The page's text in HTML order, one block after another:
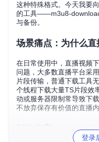
这种特殊格式。今天我要
的工具——m3u8-
与备份。
场景痛点：为什么
在日常使用中，直播视频
问题，大多数直播平台采
片段传输，普通下载工具
个线程下载大量TS片段效
动或服务器限制常导致下
不放弃保存有价值的直播内
解决方案：m3u8-
登录